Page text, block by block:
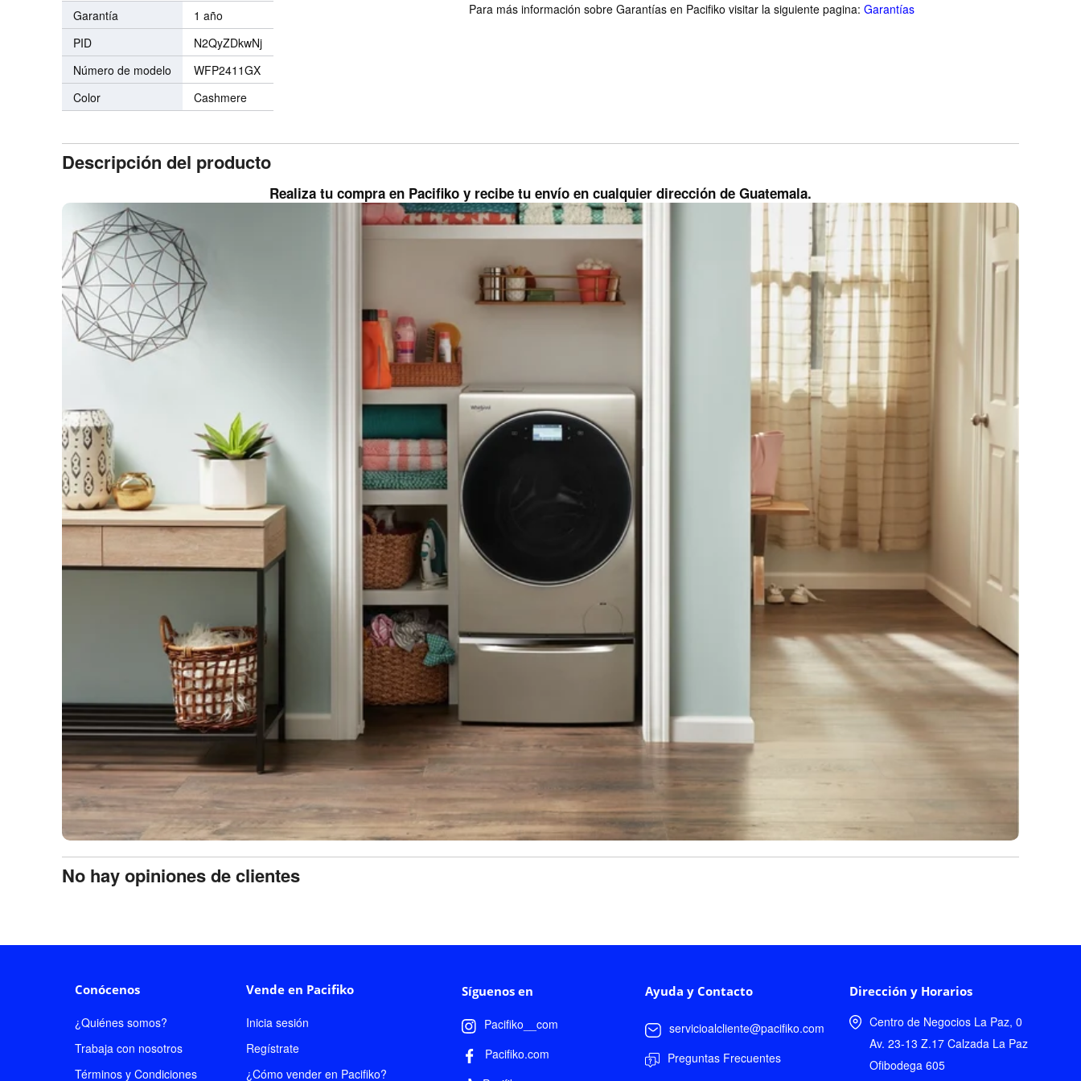
Garantía
1 año
PID
N2QyZDkwNj
Número de modelo
WFP2411GX
Color
Cashmere
Para más información sobre Garantías en Pacifiko visitar la siguiente pagina: Garantías
Descripción del producto
Realiza tu compra en Pacifiko y recibe tu envío en cualquier dirección de Guatemala.
No hay opiniones de clientes
Conócenos
¿Quiénes somos?
Trabaja con nosotros
Términos y Condiciones
Vende en Pacifiko
Inicia sesión
Regístrate
¿Cómo vender en Pacifiko?
Síguenos en
Pacifiko__com
Pacifiko.com
Ayuda y Contacto
servicioalcliente@pacifiko.com
Preguntas Frecuentes
Dirección y Horarios
Centro de Negocios La Paz, 0
Av. 23-13 Z.17 Calzada La Paz
Ofibodega 605